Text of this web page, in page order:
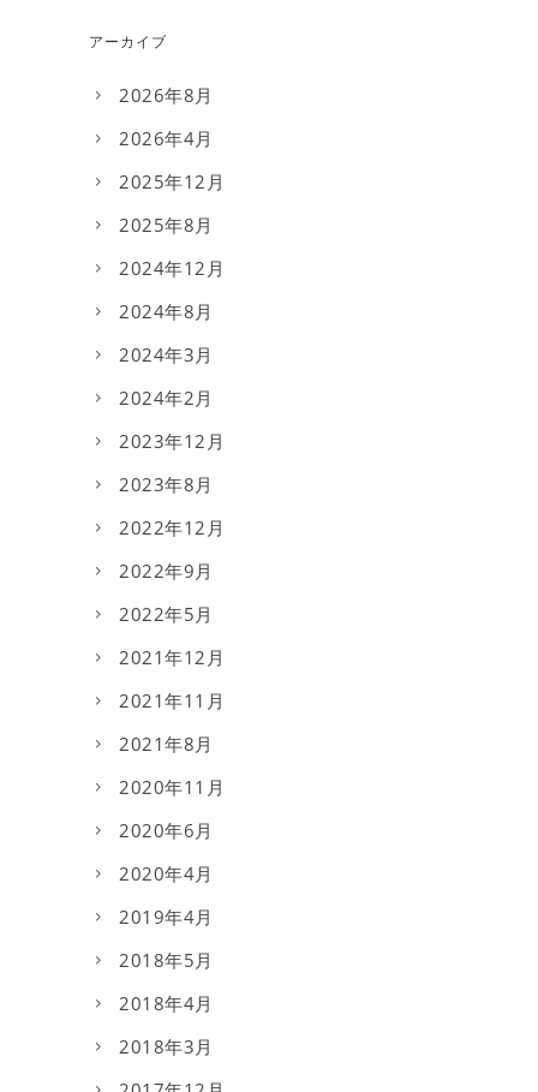
アーカイブ
2026年8月
2026年4月
2025年12月
2025年8月
2024年12月
2024年8月
2024年3月
2024年2月
2023年12月
2023年8月
2022年12月
2022年9月
2022年5月
2021年12月
2021年11月
2021年8月
2020年11月
2020年6月
2020年4月
2019年4月
2018年5月
2018年4月
2018年3月